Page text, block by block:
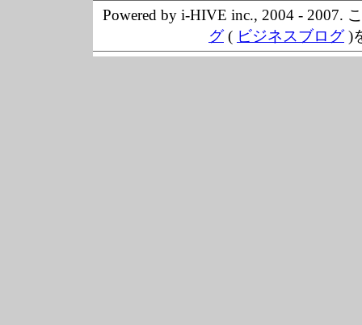
Powered by i-HIVE inc., 2004 - 2007.
グ( ビジネスブログ)